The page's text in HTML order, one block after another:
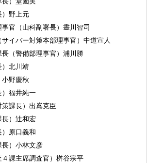
野上元
官（山科副署長）晝川智司
イバー対策本部理事官）中道宣人
（警備部理事官）浦川勝
北川靖
野慶秋
福井純一
課長）出嶌克臣
）辻和宏
原口義和
）小林文彦
課主席調査官）桝谷宗平